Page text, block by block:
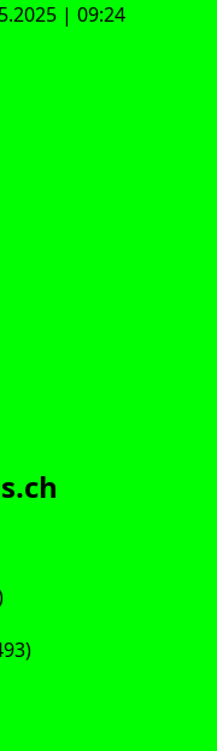
| 09:24